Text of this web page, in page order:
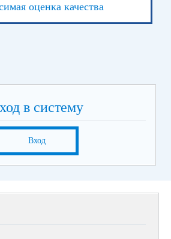
оценка качества
в систему
Вход